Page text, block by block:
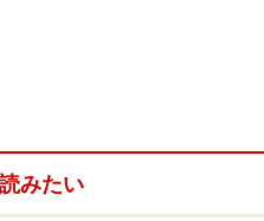
みたい